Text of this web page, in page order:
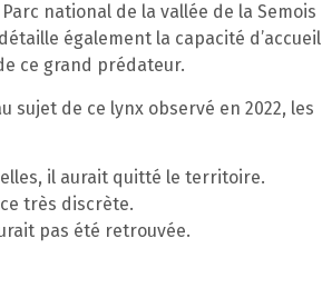
national de la vallée de la Semois
également la capacité d’accueil
ce grand prédateur.
sujet de ce lynx observé en 2022, les
il aurait quitté le territoire.
très discrète.
pas été retrouvée.